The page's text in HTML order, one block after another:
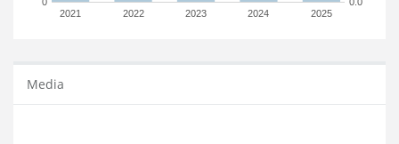
2021 2022 2023 2024 2025
Media